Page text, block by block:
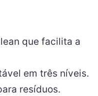
que facilita a
em três níveis.
resíduos.